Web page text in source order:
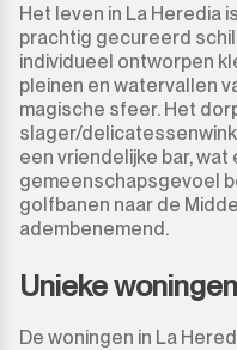
Los Arqueros
Los Flamingos
Manilva
Marbella
Monda
Monte Halcones
Hotel
Winkel
Kantoor
Bergruimte
Nachtclub
Magazijn
1.400.000€
1.500.000€
2.000.000€
Het leven in La Heredia
prachtig gecureerd
individueel ontworpen
pleinen en watervallen
magische sfeer. Het
slager/
een vriendelijke bar, wat
gemeenschapsgevoel
golfbanen naar de
adembenemend.
Unieke
De woningen in La